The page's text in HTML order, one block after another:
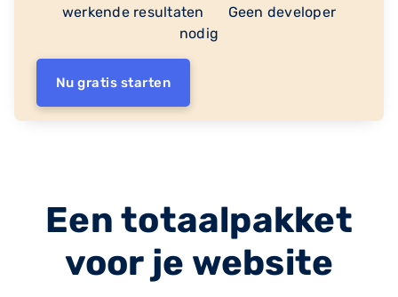
werkende resultaten
Geen developer
nodig
Nu gratis starten
Een totaalpakket
voor je website